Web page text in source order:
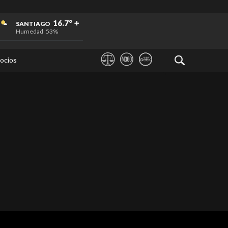
SANTIAGO 16.7°
Humedad 53%
+
+
+